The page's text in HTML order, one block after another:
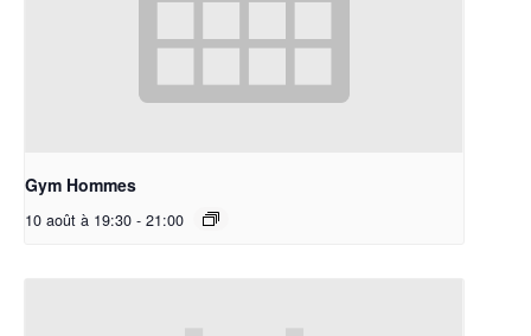
Gym Hommes
10 août à 19:30 - 21:00